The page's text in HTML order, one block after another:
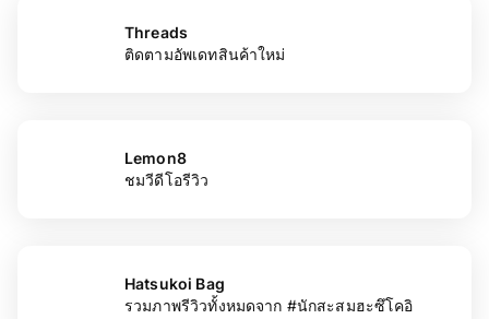
Threads
ติดตามอัพเดทสินค้าใหม่
Lemon8
ชมวีดีโอรีวิว
Hatsukoi Bag
รวมภาพรีวิวทั้งหมดจาก #นักสะสมฮะซึโคอิ